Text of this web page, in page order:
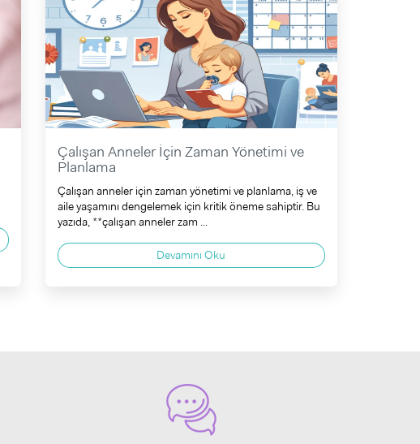
Çalışan Anneler İçin Zaman Yönetimi ve
Planlama
Çalışan anneler için zaman yönetimi ve planlama, iş ve
aile yaşamını dengelemek için kritik öneme sahiptir. Bu
yazıda, **çalışan anneler zam ...
Devamını Oku